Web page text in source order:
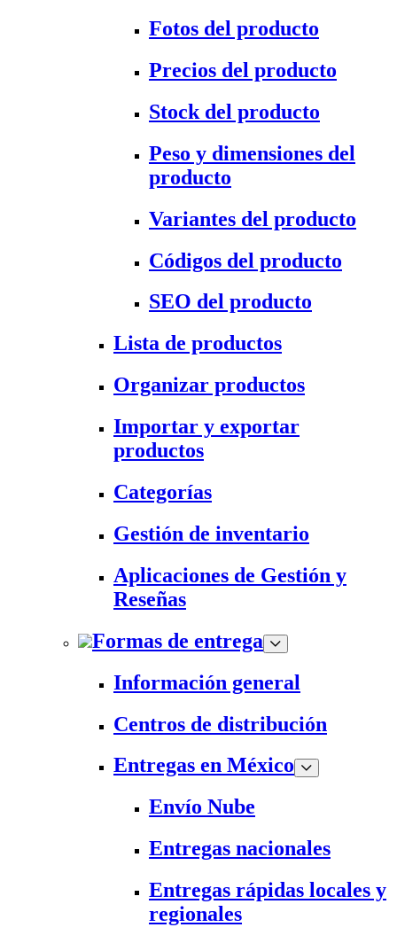
Fotos del producto
Precios del producto
Stock del producto
Peso y dimensiones del
producto
Variantes del producto
Códigos del producto
SEO del producto
Lista de productos
Organizar productos
Importar y exportar
productos
Categorías
Gestión de inventario
Aplicaciones de Gestión y
Reseñas
Formas de entrega
Información general
Centros de distribución
Entregas en México
Envío Nube
Entregas nacionales
Entregas rápidas locales y
regionales